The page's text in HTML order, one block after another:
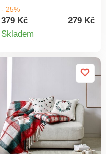
šik, tento potah na
sedák židle se postará o
nový look. Pružný,
Prodáváno jednotlivě.
souladu s ochranou
životního prostředí; také
Vám doporučujeme sušit
volně na vzduchu.
- 25%
379 Kč
279 Kč
Skladem